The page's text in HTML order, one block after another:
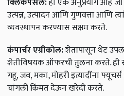
उत्पन्न, उत्पादन आणि गुणवत्ता आणि
व्यवस्थापन करण्यास सक्षम करते.
कंपार्चर एग्रीकोल:शेतापासून थेट
शेतीविषयक ऑफरची तुलना करते. ही
गहू, जव, मका, मोहरी इत्यादींना
चांगली किंमत देऊन खरेदी करते.